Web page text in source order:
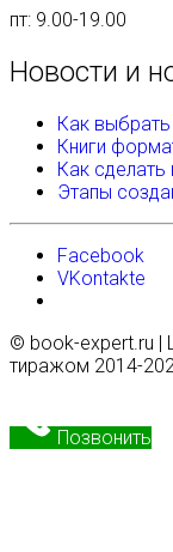
пт: 9.00-19.00
Новости и
Как выбрать
Книги
Как сделать
Этапы
Facebook
VKontakte
© book-expert.ru |
тиражом 2014-
Позвонить